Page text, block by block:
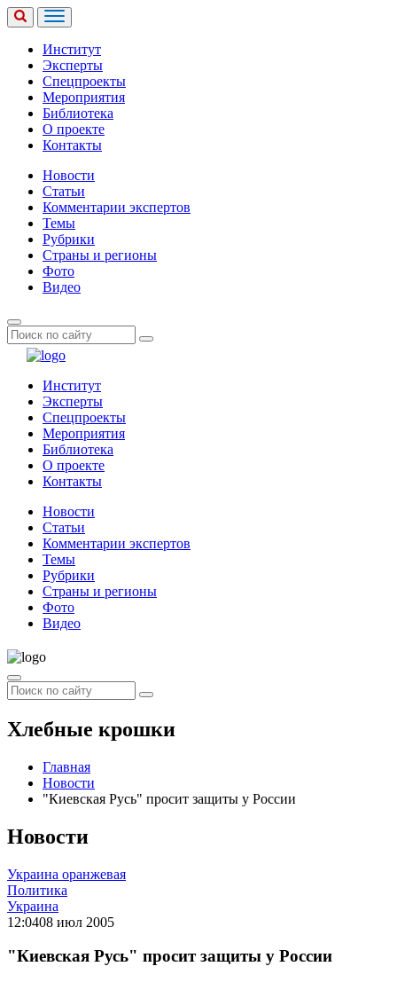
Институт
Эксперты
Спецпроекты
Мероприятия
Библиотека
О проекте
Контакты
Новости
Статьи
Комментарии экспертов
Темы
Рубрики
Страны и регионы
Фото
Видео
Институт
Эксперты
Спецпроекты
Мероприятия
Библиотека
О проекте
Контакты
Новости
Статьи
Комментарии экспертов
Темы
Рубрики
Страны и регионы
Фото
Видео
Хлебные крошки
Главная
Новости
"Киевская Русь" просит защиты у России
Новости
Украина оранжевая
Политика
Украина
12:0408 июл 2005
"Киевская Русь" просит защиты у России